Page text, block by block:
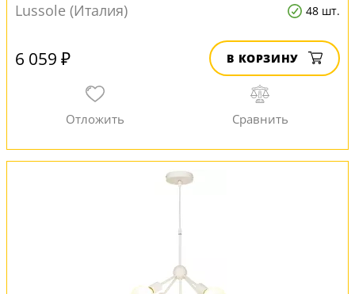
Lussole (Италия) 48 шт.
6 059 ₽ В КОРЗИНУ